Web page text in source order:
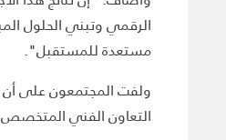
الرقمي وتبني الحلول
مستعدة للمستقبل".
ولفت المجتمعون على أن
التعاون الفني المتخصص